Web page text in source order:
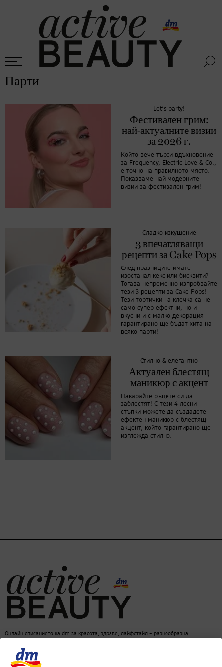
Парти
Let’s party!
Фестивален грим:
най-актуалните визии
за 2026 г.
Който вече търси вдъхновение
за Frequency, Electric Love & Co.,
е точно на правилното място.
Показваме най-модерните
визии за фестивален грим!
Сладко изкушение
3 впечатляващи
рецепти за Cake Pops
След празниците имате
изостанал кекс или бисквити?
Тогава непременно изпробвайте
тези 3 рецепти за Cake Pops!
Тези тортички на клечка са не
само супер ефектни, но и
вкусни и с малко декорация
гарантирано ще бъдат хита на
всяко парти!
Стилно & елегантно
Актуален блестящ
маникюр с акцент
Накарайте ръцете си да
заблестят! С тези 4 лесни
стъпки можете да създадете
ефектен маникюр с блестящ
акцент, който гарантирано ще
изглежда стилно.
Онлайн списанието на dm за красота, здраве, лайфстайл – разнообразна